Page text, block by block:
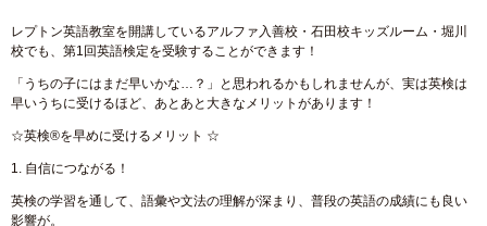
レプトン英語教室を開講しているアルファ入善校・石田校キッズルーム・堀川
校でも、第1回英語検定を受験することができます！
「うちの子にはまだ早いかな…？」と思われるかもしれませんが、実は英検は
早いうちに受けるほど、あとあと大きなメリットがあります！
☆英検®を早めに受けるメリット ☆
1. 自信につながる！
英検の学習を通して、語彙や文法の理解が深まり、普段の英語の成績にも良い
影響が。